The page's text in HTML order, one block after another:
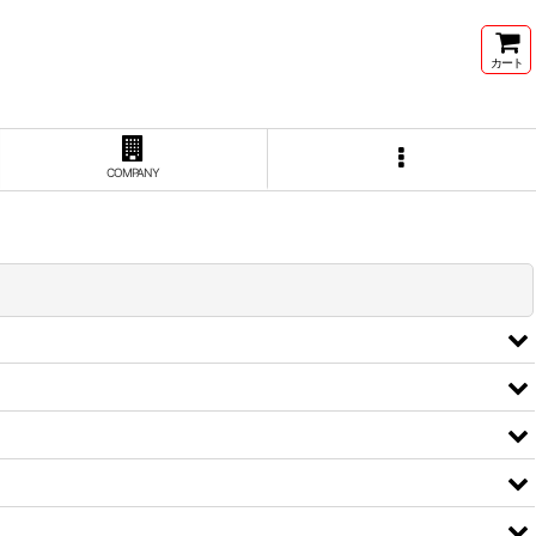
カート
COMPANY